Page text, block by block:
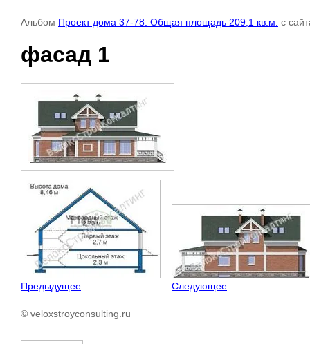
Альбом Проект дома 37-78. Общая площадь 209,1 кв.м. с
фасад 1
Предыдущее Следующее
© veloxstroyconsulting.ru